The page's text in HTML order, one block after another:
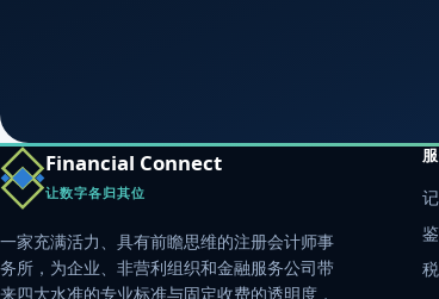
Financial Connect
让数字各归其位
一家充满活力、具有前瞻思维的注册会计师事
务所，为企业、非营利组织和金融服务公司带
来四大水准的专业标准与固定收费的透明度，